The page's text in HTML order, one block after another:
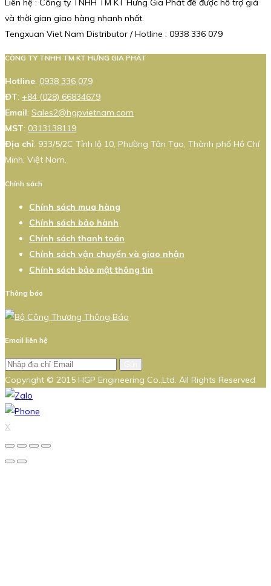
Liên hệ : Công ty TNHH TM KT Hưng Gia Phát để được hỗ trợ giá
và thời gian giao hàng nhanh nhất.
Tengxuan Viet Nam Distributor / Hotline : 0938 336 079
CÔNG TY TNHH TM KT HƯNG GIA PHÁT
Hotline: 0938 336 079
ĐT: +84 (028) 66834679
Email: Sales2@hgpvietnam.com
MST: 0313138119
Địa chỉ: 933/5/2C Tỉnh lộ 10, Phường Tân Tạo, Thành phố Hồ Chí
Minh, Việt Nam.
Chính sách
Chính sách mua hàng
Chính sách bảo hành
Chính sách thanh toán
Chính sách vận chuyển và giao nhận
Chính sách bảo mật thông tin
Thông báo
Email liên hệ
Copyright © 2015 HGP Engineering Co.,Ltd. All Rights Reserved
X